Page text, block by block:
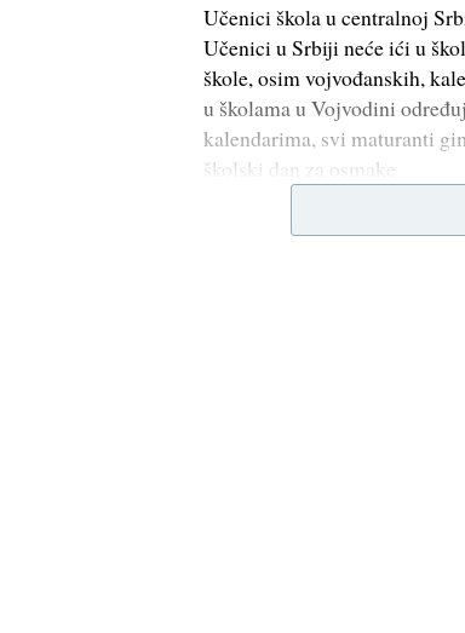
Učenici škola u centralnoj
Učenici u Srbiji neće ići u
škole, osim vojvođanskih,
u školama u Vojvodini
kalendarima, svi maturanti
školski dan za osmake